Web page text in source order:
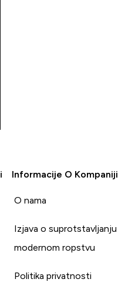
Informacije O Kompaniji
O nama
Izjava o suprotstavljanju
modernom ropstvu
Politika privatnosti